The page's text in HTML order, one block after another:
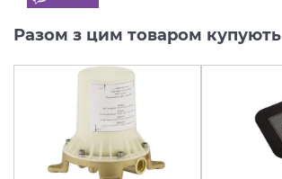
Разом з цим товаром купують